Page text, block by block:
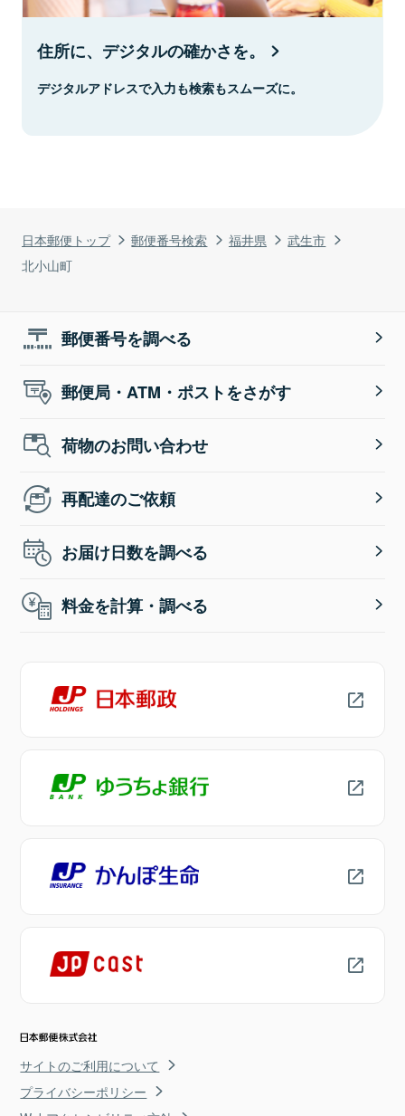
日本郵便トップ 郵便番号検索 福井県
武生市
北小山町
住所に、デジタルの確かさを。
デジタルアドレスで入力も検索もスムーズに。
郵便番号を調べる
郵便局・ATM・ポストをさがす
荷物のお問い合わせ
再配達のご依頼
お届け日数を調べる
料金を計算・調べる
サイトのご利用について
プライバシーポリシー